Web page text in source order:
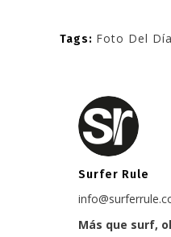
Tags: Foto Del Día
Surfer Rule
Más que surf,